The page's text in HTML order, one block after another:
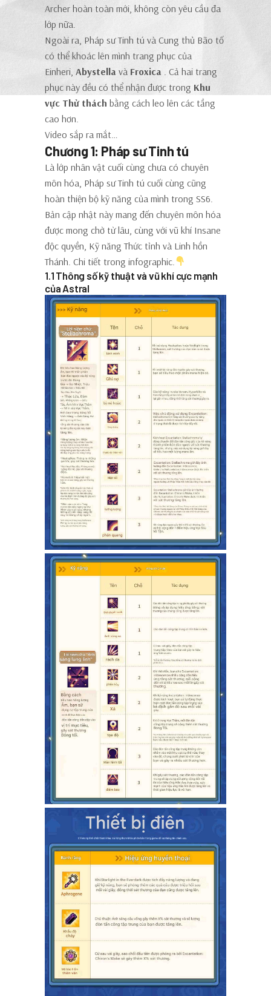
Archer hoàn toàn mới, không còn yêu cầu đa
lớp nữa.
Ngoài ra, Pháp sư Tinh tú và Cung thủ Bão tố
có thể khoác lên mình trang phục của
Einheri, Abystella và Froxica . Cả hai trang
phục này đều có thể nhận được trong Khu
vực Thử thách bằng cách leo lên các tầng
cao hơn.
Video sắp ra mắt…
Chương 1: Pháp sư Tinh tú
Là lớp nhân vật cuối cùng chưa có chuyên
môn hóa, Pháp sư Tinh tú cuối cùng cũng
hoàn thiện bộ kỹ năng của mình trong SS6.
Bản cập nhật này mang đến chuyên môn hóa
được mong chờ từ lâu, cùng với vũ khí Insane
độc ​​quyền, Kỹ năng Thức tỉnh và Linh hồn
Thánh. Chi tiết trong infographic.
1.1 Thông số kỹ thuật và vũ khí cực mạnh
của Astral